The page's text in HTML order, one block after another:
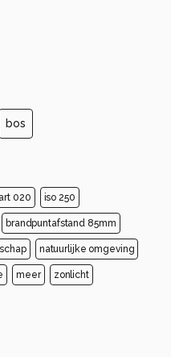
bos
020 iso 250
brandpuntafstand 85mm
natuurlijke omgeving
meer zonlicht